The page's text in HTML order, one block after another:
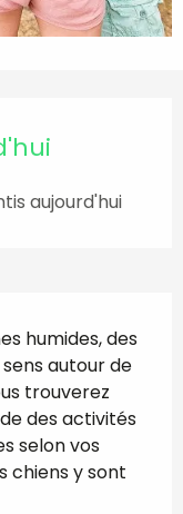
aujourd'hui
humides, des
autour de
trouverez
des activités
selon vos
chiens y sont